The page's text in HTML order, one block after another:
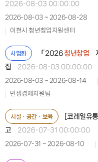
2026-08-03 00:00:00
2026-08-03 ~ 2026-08-28
이천시 청년창업지원센터
사업화 「2026청년창업
집
2026-08-03 00:00:00
2026-08-03 ~ 2026-08-14
민생경제지원팀
시설ㆍ공간ㆍ보육 [코레일유
고
2026-07-31 00:00:00
2026-07-31 ~ 2026-08-10